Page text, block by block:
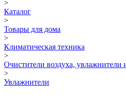
>
Каталог
>
Товары для дома
>
Климатическая техника
>
Очистители воздуха, увлажнители
>
Увлажнители